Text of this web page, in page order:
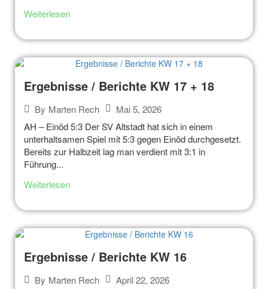
Weiterlesen
Ergebnisse / Berichte KW 17 + 18
By Marten Rech
Mai 5, 2026
AH – Einöd 5:3 Der SV Altstadt hat sich in einem
unterhaltsamen Spiel mit 5:3 gegen Einöd durchgesetzt.
Bereits zur Halbzeit lag man verdient mit 3:1 in
Führung...
Weiterlesen
Ergebnisse / Berichte KW 16
By Marten Rech
April 22, 2026